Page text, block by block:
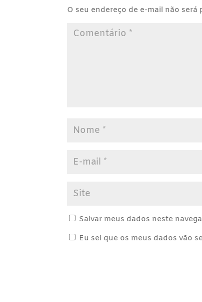
O seu endereço de e-mail não será
Salvar meus dados neste
Eu sei que os meus dados vão